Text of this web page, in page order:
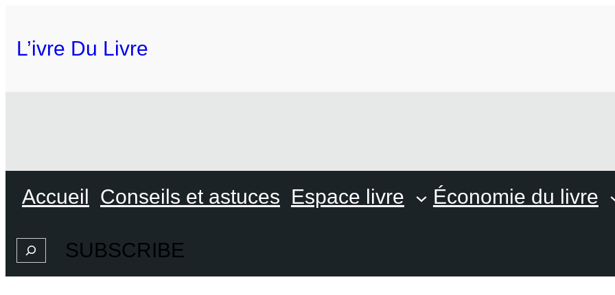
L’ivre Du Livre
Accueil Conseils et astuces Espace livre Économie du livre
SearchSUBSCRIBE